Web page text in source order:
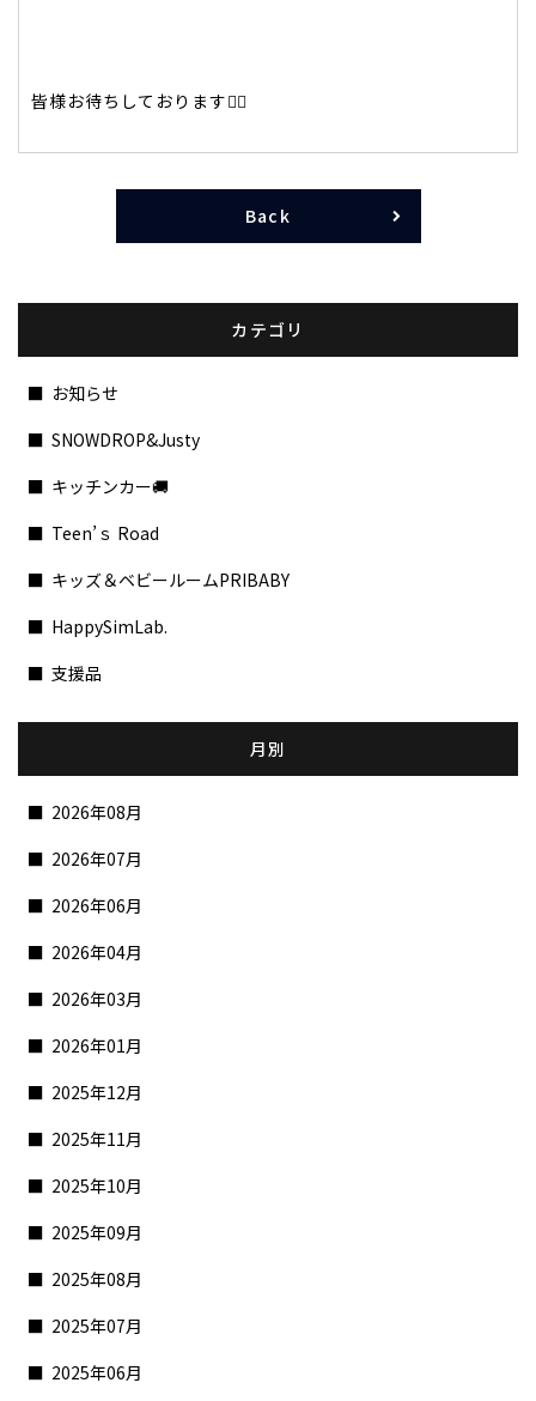
皆様お待ちしております🙇‍♂️
Back
カテゴリ
お知らせ
SNOWDROP&Justy
キッチンカー🚚
Teen’ｓ Road
キッズ＆ベビールームPRIBABY
HappySimLab.
支援品
月別
2026年08月
2026年07月
2026年06月
2026年04月
2026年03月
2026年01月
2025年12月
2025年11月
2025年10月
2025年09月
2025年08月
2025年07月
2025年06月